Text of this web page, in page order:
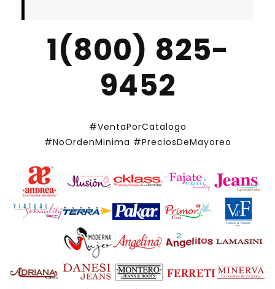
1(800) 825-
9452
#VentaPorCatalogo
#NoOrdenMinima #PreciosDeMayoreo